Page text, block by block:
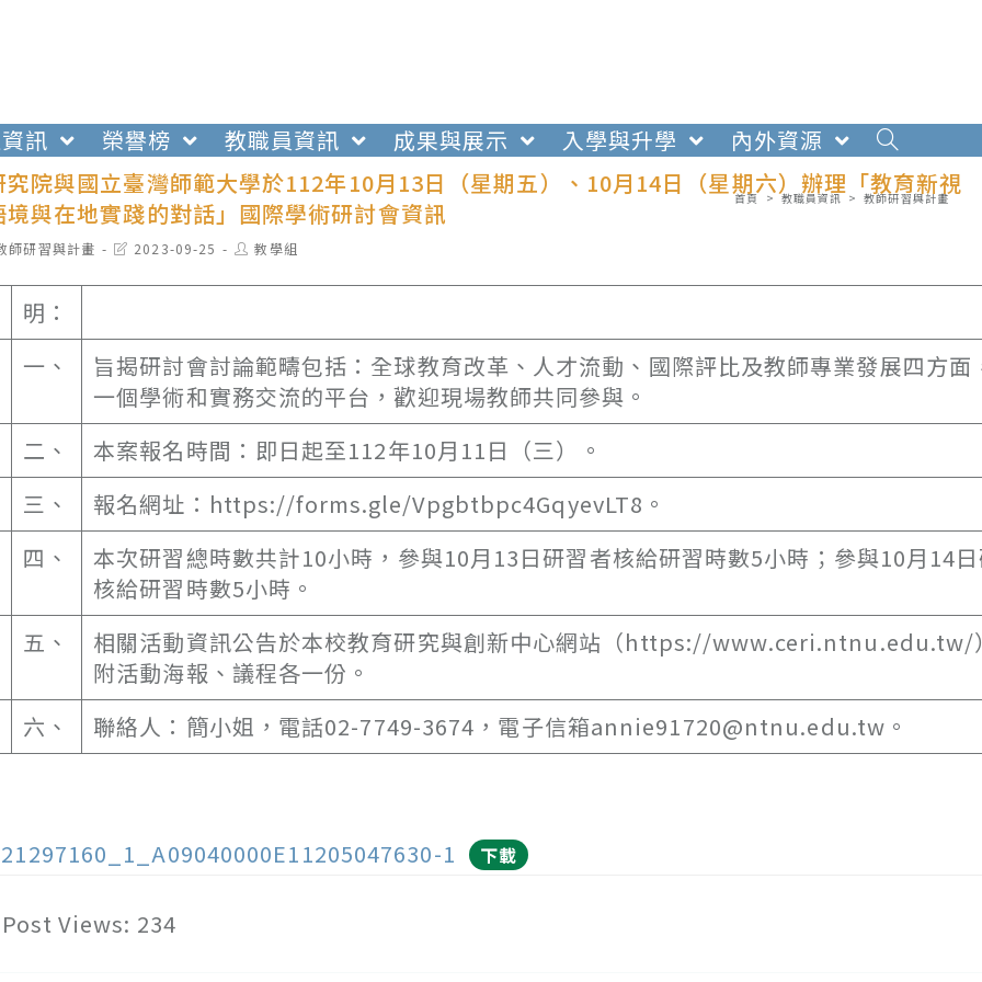
訊 榮譽榜 教職員資訊 成果與展示 入學與升學
內外資源
院與國立臺灣師範大學於112年10月13日（星期五）、10月14日（星期六）辦理「教育新視
與在地實踐的對話」國際學術研討會資訊
首頁 > 教職員資訊 > 教師研習與計畫
師研習與計畫
Post2023-09-25
Post教學組
明：
一、
旨揭研討會討論範疇包括：全球教育改革、人才流動、國際評比及教師專業發展四方面
一個學術和實務交流的平台，歡迎現場教師共同參與。
二、
本案報名時間：即日起至112年10月11日（三）。
三、
報名網址：https://forms.gle/Vpgbtbpc4GqyevLT8。
四、
本次研習總時數共計10小時，參與10月13日研習者核給研習時數5小時；參與10月14
核給研習時數5小時。
五、
相關活動資訊公告於本校教育研究與創新中心網站（https://www.ceri.ntnu.edu.tw/
附活動海報、議程各一份。
六、
聯絡人：簡小姐，電話02-7749-3674，電子信箱annie91720@ntnu.edu.tw。
1 下載
Post Views: 234